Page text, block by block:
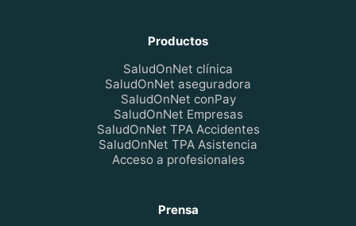
Productos
SaludOnNet clínica
SaludOnNet aseguradora
SaludOnNet conPay
SaludOnNet Empresas
SaludOnNet TPA Accidentes
SaludOnNet TPA Asistencia
Acceso a profesionales
Prensa